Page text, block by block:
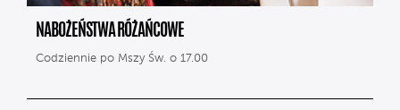
NABOŻEŃSTWA RÓŻAŃCOWE
Codziennie po Mszy Św. o 17.00